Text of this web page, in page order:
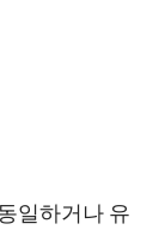
일하거나 유